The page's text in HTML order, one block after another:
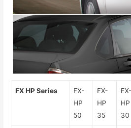
FX HP Series
FX-
HP
50
FX-
HP
35
FX-
HP
30